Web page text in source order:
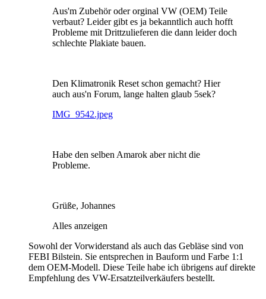
Aus'm Zubehör oder orginal VW (OEM) Teile
verbaut? Leider gibt es ja bekanntlich auch hofft
Probleme mit Drittzulieferen die dann leider doch
schlechte Plakiate bauen.
Den Klimatronik Reset schon gemacht? Hier
auch aus'n Forum, lange halten glaub 5sek?
IMG_9542.jpeg
Habe den selben Amarok aber nicht die
Probleme.
Grüße, Johannes
Alles anzeigen
Sowohl der Vorwiderstand als auch das Gebläse sind von
FEBI Bilstein. Sie entsprechen in Bauform und Farbe 1:1
dem OEM-Modell. Diese Teile habe ich übrigens auf direkte
Empfehlung des VW-Ersatzteilverkäufers bestellt.